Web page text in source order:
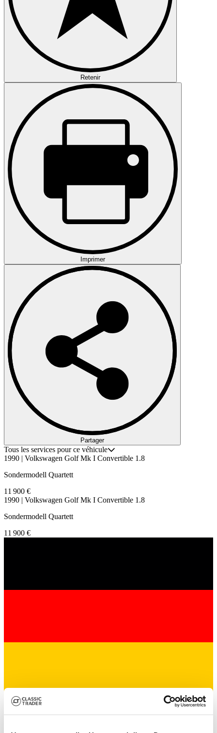
Retenir
Imprimer
Partager
Tous les services pour ce véhicule
1990 | Volkswagen Golf Mk I Convertible 1.8
Sondermodell Quartett
11 900 €
1990 | Volkswagen Golf Mk I Convertible 1.8
Sondermodell Quartett
11 900 €
Commerçant